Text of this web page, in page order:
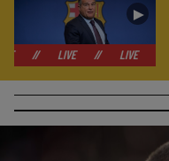
►
LIVE LIVE LIVE